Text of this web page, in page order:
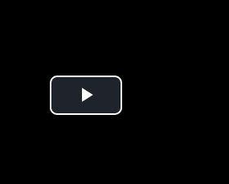
Play Video